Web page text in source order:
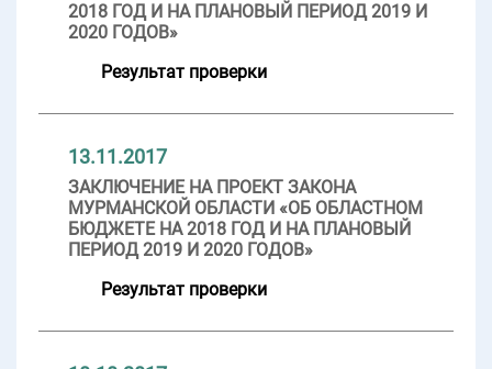
2018 ГОД И НА ПЛАНОВЫЙ ПЕРИОД 2019 И
2020 ГОДОВ»
Результат проверки
13.11.2017
ЗАКЛЮЧЕНИЕ НА ПРОЕКТ ЗАКОНА
МУРМАНСКОЙ ОБЛАСТИ «ОБ ОБЛАСТНОМ
БЮДЖЕТЕ НА 2018 ГОД И НА ПЛАНОВЫЙ
ПЕРИОД 2019 И 2020 ГОДОВ»
Результат проверки